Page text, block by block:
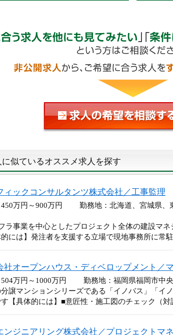
に似ているオススメ求人を探す
ィックコンサルタンツ株式会社／工事監理
450万円～900万円 勤務地：北海道、宮城県、
ラ事業を中心としたプロジェクト全体の建設マネ
的には】発注者を支援する立場で現地事務所に常
社オープンハウス・ディベロップメント／
504万円～1000万円 勤務地：福岡県福岡市中央
分譲マンションシリーズである「イノバス」「イ
す【具体的には】■意匠性・施工図のチェック（
ンジニアリング株式会社／プロジェクトマ